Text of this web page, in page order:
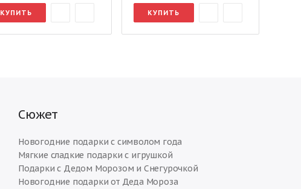
КУПИТЬ КУПИТЬ
Сюжет
Новогодние подарки с символом года
Мягкие сладкие подарки с игрушкой
Подарки с Дедом Морозом и Снегурочкой
Новогодние подарки от Деда Мороза